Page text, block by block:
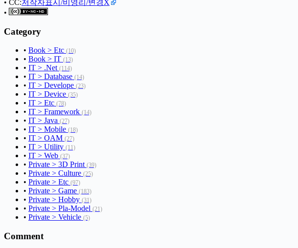
• CC:저작자표시/비영리/변경X
•
Category
• Book > Etc (10)
• Book > IT (13)
• IT > .Net (114)
• IT > Database (14)
• IT > Develope (23)
• IT > Device (35)
• IT > Etc (78)
• IT > Framework (14)
• IT > Java (27)
• IT > Mobile (18)
• IT > OAM (27)
• IT > Utility (11)
• IT > Web (37)
• Private > 3D Print (39)
• Private > Culture (25)
• Private > Etc (97)
• Private > Game (183)
• Private > Hobby (31)
• Private > Pla-Model (21)
• Private > Vehicle (5)
Comment